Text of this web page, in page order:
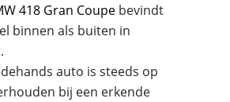
418 Gran Coupe bevindt
binnen als buiten in
auto is steeds op
bij een erkende